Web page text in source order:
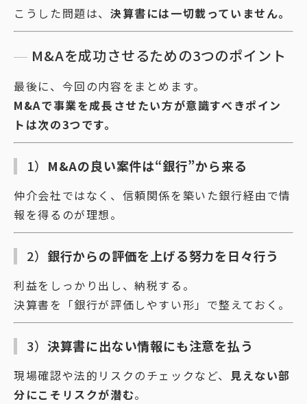
こうした問題は、 決算書には一切載っていません。
M&Aを成功させるための3つのポイント
最後に、今回の内容をまとめます。
M&Aで事業を成長させたい方が意識すべきポイン
トは次の3つです。
1） M&Aの良い案件は“銀行”から来る
仲介会社ではなく、信頼関係を築いた銀行経由で情
報を得るのが理想。
2） 銀行からの評価を上げる努力を日々行う
利益をしっかり出し、納税する。
決算書を「銀行が評価しやすい形」で整えておく。
3） 決算書に出ない情報にも注意を払う
現場確認や法的リスクのチェックなど、 見えない部
分にこそリスクが潜む。